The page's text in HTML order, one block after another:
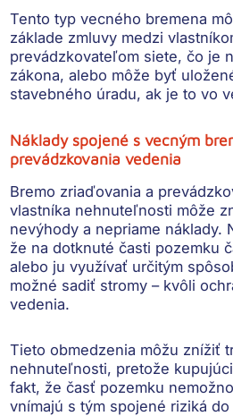
Tento typ vecného bremena
základe zmluvy medzi
prevádzkovateľom siete, čo je
zákona, alebo môže byť
stavebného úradu, ak je to vo
Náklady spojené s vecným
prevádzkovania vedenia
Bremo zriaďovania a
vlastníka nehnuteľnosti môže
nevýhody a nepriame náklady.
že na dotknuté časti pozemku
alebo ju využívať určitým
možné sadiť stromy – kvôli
vedenia.
Tieto obmedzenia môžu znížiť
nehnuteľnosti, pretože
fakt, že časť pozemku
vnímajú s tým spojené riziká